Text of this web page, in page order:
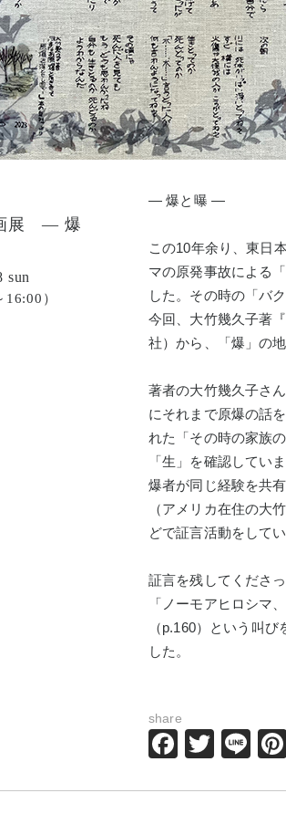
展 — 爆
sun
）
— 爆と曝 —
この10年余り、東日
マの原発事故による
した。その時の「バ
今回、大竹幾久子著
社）から、「爆」の
著者の大竹幾久子さ
にそれまで原爆の話
れた「その時の家族
「生」を確認して
爆者が同じ経験を共
（アメリカ在住の大
どで証言活動をしてい
証言を残してくださ
「ノーモアヒロシマ
（p.160）という叫
した。
share
Facebook